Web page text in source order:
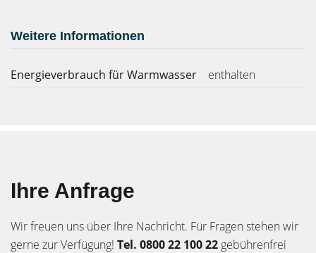
Weitere Informationen
Energieverbrauch für Warmwasser enthalten
Ihre Anfrage
Wir freuen uns über Ihre Nachricht. Für Fragen stehen wir
gerne zur Verfügung! Tel. 0800 22 100 22 gebührenfrei